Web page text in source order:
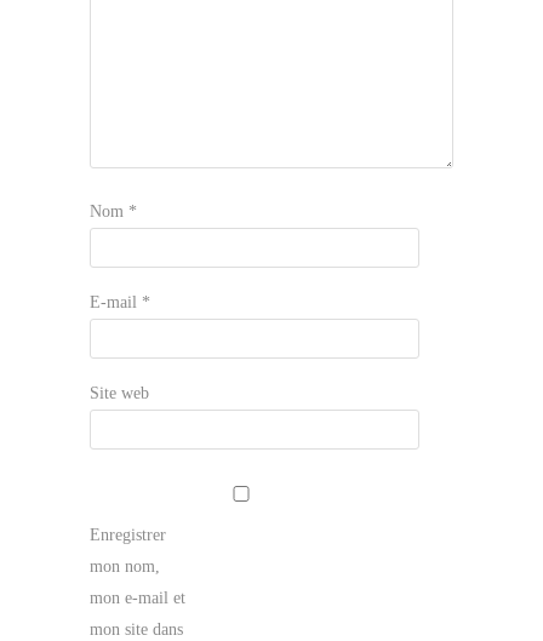
Nom *
E-mail *
Site web
Enregistrer
mon nom,
mon e-mail et
mon site dans